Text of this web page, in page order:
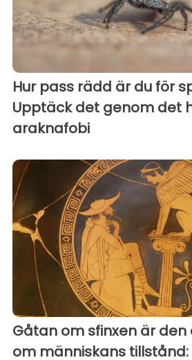
Hur pass rädd är du för
Upptäck det genom det
araknafobi
Gåtan om sfinxen är
om människans